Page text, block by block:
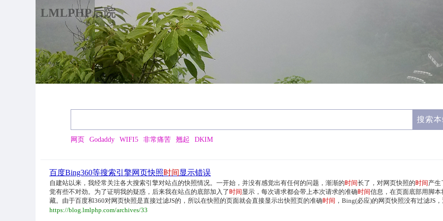
LMLPHP后院
网页 Godaddy WIFI5 非常痛苦 翘起 DKIM
百度Bing360等搜索引擎网页快照时间 显示错误
自建站以来，我经常关注各大搜索引擎对站点的快照情况。一开始，并没有感觉出有任何的问题，渐渐的时间长了，对网页快照的时间产生
觉有些不对劲。为了证明我的疑惑，后来我在站点的底部加入了 时间显示，每次请求都会带上本次请求的准确时间信息，在页面底部用脚本
藏。由于百度和360对网页快照是直接过滤JS的，所以在快照的页面就会直接显示出快照页的准确时间 ，Bing(必应)的网页快照没有过滤JS
https://blog.lmlphp.com/archives/33